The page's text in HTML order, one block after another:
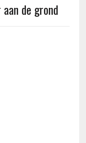
de grond